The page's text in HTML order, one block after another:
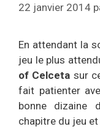
22 janvier 2014
En attendant la
jeu le plus
of Celceta sur
fait patienter
bonne dizaine
chapitre du jeu